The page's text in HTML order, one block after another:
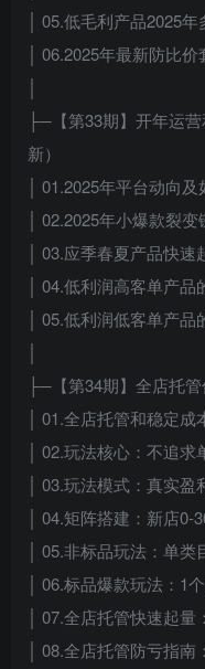
│ 05.低毛利产品2025
│ 06.2025年最新防比价
│
├─【第33期】开年运
新）
│ 01.2025年平台动向
│ 02.2025年小爆款裂
│ 03.应季春夏产品快速
│ 04.低利润高客单产
│ 05.低利润低客单产
│
├─【第34期】全店托管
│ 01.全店托管和稳定
│ 02.玩法核心：不追
│ 03.玩法模式：真实
│ 04.矩阵搭建：新店0-
│ 05.非标品玩法：单
│ 06.标品爆款玩法：1
│ 07.全店托管快速起
│ 08.全店托管防亏指